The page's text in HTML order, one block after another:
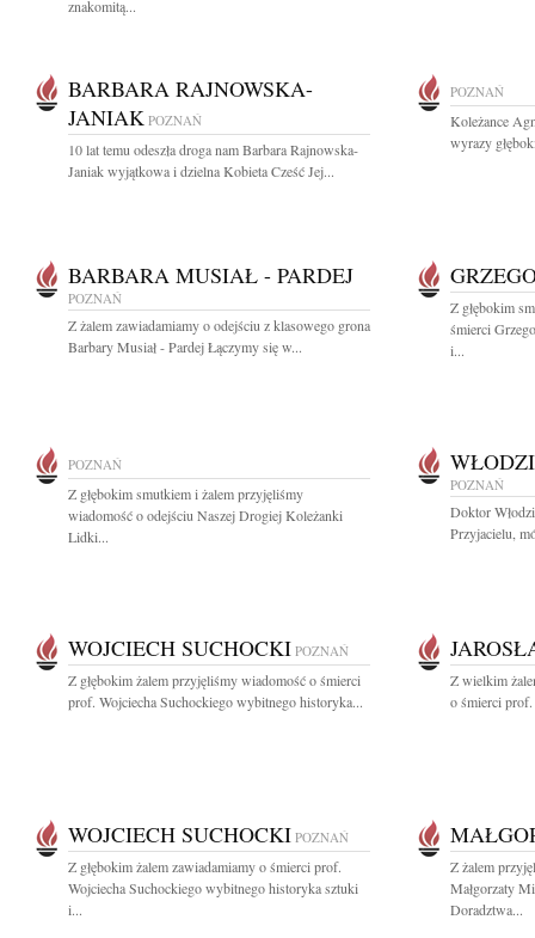
znakomitą...
BARBARA RAJNOWSKA-
JANIAK POZNAŃ
10 lat temu odeszła droga nam Barbara Rajnowska-
Janiak wyjątkowa i dzielna Kobieta Cześć Jej...
POZNAŃ
Koleżance
wyrazy
BARBARA MUSIAŁ - PARDEJ
POZNAŃ
Z żalem zawiadamiamy o odejściu z klasowego grona
Barbary Musiał - Pardej Łączymy się w...
Z głębokim
śmierci
i...
POZNAŃ
Z głębokim smutkiem i żalem przyjęliśmy
wiadomość o odejściu Naszej Drogiej Koleżanki
Lidki...
POZNAŃ
Doktor
Przyjacielu,
WOJCIECH SUCHOCKI POZNAŃ
Z głębokim żalem przyjęliśmy wiadomość o śmierci
prof. Wojciecha Suchockiego wybitnego historyka...
Z wielkim
o śmierci
WOJCIECH SUCHOCKI POZNAŃ
Z głębokim żalem zawiadamiamy o śmierci prof.
Wojciecha Suchockiego wybitnego historyka sztuki
i...
Z żalem
Małgorzaty
Doradztwa...